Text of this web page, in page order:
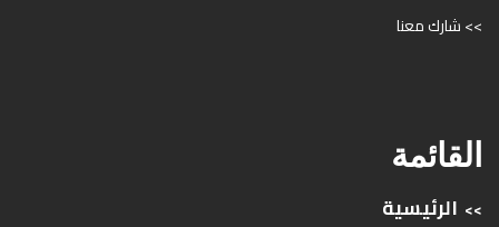
>> شارك معنا
القائمة
>> الرئيسية